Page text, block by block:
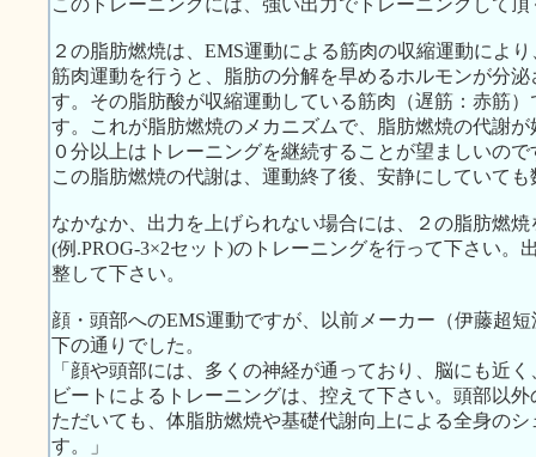
このトレーニングには、強い出力でトレーニングして
２の脂肪燃焼は、EMS運動による筋肉の収縮運動によ
筋肉運動を行うと、脂肪の分解を早めるホルモンが分
す。その脂肪酸が収縮運動している筋肉（遅筋：赤筋
す。これが脂肪燃焼のメカニズムで、脂肪燃焼の代謝
０分以上はトレーニングを継続することが望ましいので
この脂肪燃焼の代謝は、運動終了後、安静にしていて
なかなか、出力を上げられない場合には、２の脂肪燃
(例.PROG-3×2セット)のトレーニングを行って下さい。
整して下さい。
顔・頭部へのEMS運動ですが、以前メーカー（伊藤超
下の通りでした。
「顔や頭部には、多くの神経が通っており、脳にも近
ビートによるトレーニングは、控えて下さい。頭部以
ただいても、体脂肪燃焼や基礎代謝向上による全身の
す。」